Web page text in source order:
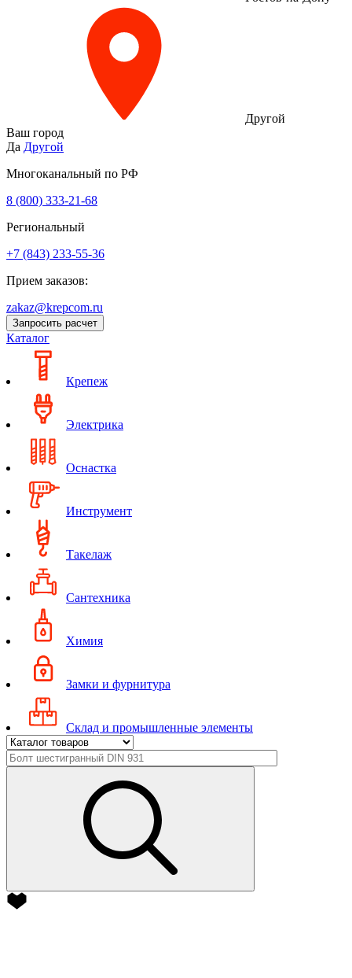
Другой
Ваш город
Да Другой
Многоканальный по РФ
8 (800) 333‑21-68
Региональный
+7 (843) 233-55-36
Прием заказов:
zakaz@krepcom.ru
Запросить расчет
Каталог
Крепеж
Электрика
Оснастка
Инструмент
Такелаж
Сантехника
Химия
Замки и фурнитура
Склад и промышленные элементы